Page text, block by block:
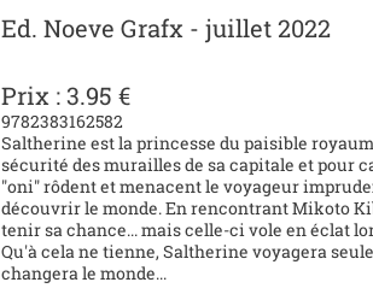
Ed. Noeve Grafx - juillet 2022
Prix : 3.95 €
9782383162582
Saltherine est la princesse du paisible
sécurité des murailles de sa capitale et pour
"oni" rôdent et menacent le voyageur
découvrir le monde. En rencontrant Mikoto
tenir sa chance... mais celle-ci vole en éclat
Qu'à cela ne tienne, Saltherine voyagera
changera le monde...